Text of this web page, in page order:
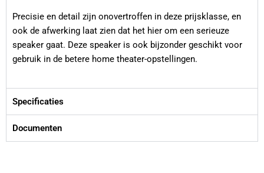
Precisie en detail zijn onovertroffen in deze prijsklasse, en
ook de afwerking laat zien dat het hier om een serieuze
speaker gaat. Deze speaker is ook bijzonder geschikt voor
gebruik in de betere home theater-opstellingen.
Specificaties
Documenten